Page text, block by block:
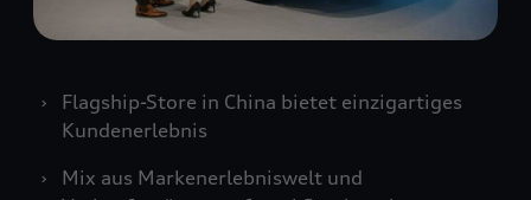
Flagship-Store in China bietet einzigartiges
Kundenerlebnis
Mix aus Markenerlebniswelt und